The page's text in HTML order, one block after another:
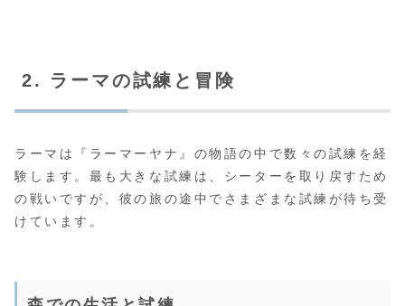
2. ラーマの試練と冒険
ラーマは『ラーマーヤナ』の物語の中で数々の試練を経
験します。最も大きな試練は、シーターを取り戻すため
の戦いですが、彼の旅の途中でさまざまな試練が待ち受
けています。